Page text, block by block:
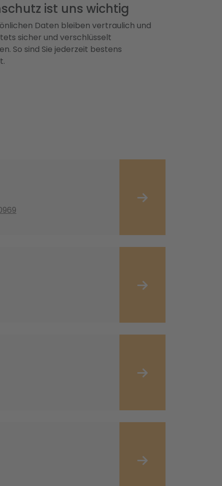
ist uns wichtig
Daten bleiben vertraulich und
sicher und verschlüsselt
So sind Sie jederzeit bestens